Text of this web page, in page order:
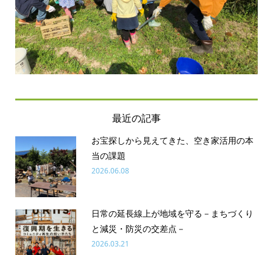
最近の記事
お宝探しから見えてきた、空き家活用の本
当の課題
2026.06.08
日常の延長線上が地域を守る－まちづくり
と減災・防災の交差点－
2026.03.21